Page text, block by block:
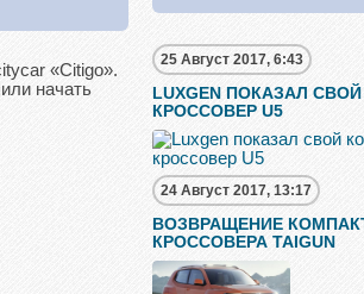
«Citigo».
начать
25 Август 2017, 6:43
LUXGEN ПОКАЗАЛ
КРОССОВЕР U5
24 Август 2017, 13:17
ВОЗВРАЩЕНИЕ
КРОССОВЕРА TAIGUN